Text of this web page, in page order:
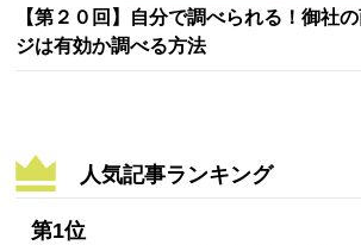
【第２０回】自分で調べられる！御社
ジは有効か調べる方法
人気記事ランキング
第1位